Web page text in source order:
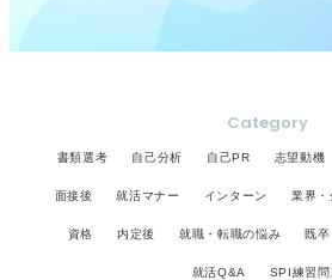
Category
書類選考 自己分析 自己PR 志望動機
面接後 就活マナー インターン 業界・
資格 内定後 就職・転職の悩み 既卒
就活Q&A SPI練習問